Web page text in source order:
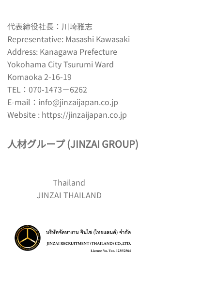
代表締役社長：川崎雅志
Representative: Masashi Kawasaki
Address: Kanagawa Prefecture
Yokohama City Tsurumi Ward
Komaoka 2-16-19
TEL： 070-1473－6262
E-mail： info@jinzaijapan.co.jp
Website : https://jinzaijapan.co.jp
人材グループ (JINZAI GROUP)
Thailand
JINZAI THAILAND